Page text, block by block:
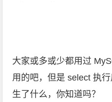
大家或多或少都用过
用的吧，但是 select 执
生了什么，你知道吗？